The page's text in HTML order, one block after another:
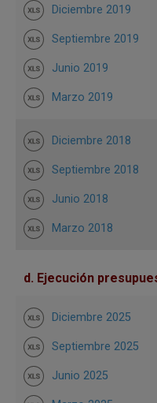
Diciembre 2019
Septiembre 2019
Junio 2019
Marzo 2019
Diciembre 2018
Septiembre 2018
Junio 2018
Marzo 2018
d. Ejecución
Diciembre 2025
Septiembre 2025
Junio 2025